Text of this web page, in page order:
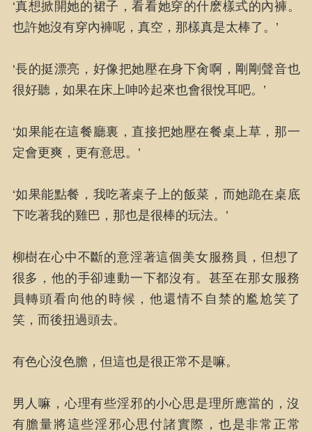
‘真想掀開她的裙子，看看她穿的什麽樣式的內褲。
也許她沒有穿內褲呢，真空，那樣真是太棒了。’
‘長的挺漂亮，好像把她壓在身下肏啊，剛剛聲音也
很好聽，如果在床上呻吟起來也會很悅耳吧。’
‘如果能在這餐廳裏，直接把她壓在餐桌上草，那一
定會更爽，更有意思。’
‘如果能點餐，我吃著桌子上的飯菜，而她跪在桌底
下吃著我的雞巴，那也是很棒的玩法。’
柳樹在心中不斷的意淫著這個美女服務員，但想了
很多，他的手卻連動一下都沒有。甚至在那女服務
員轉頭看向他的時候，他還情不自禁的尷尬笑了
笑，而後扭過頭去。
有色心沒色膽，但這也是很正常不是嘛。
男人嘛，心理有些淫邪的小心思是理所應當的，沒
有膽量將這些淫邪心思付諸實際，也是非常正常